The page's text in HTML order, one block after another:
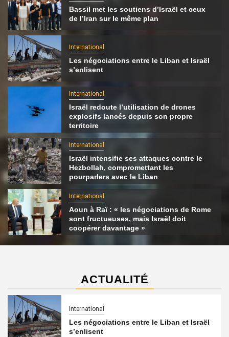
Bassil met les soutiens d’Israël et ceux
de l’Iran sur le même plan
International
Les négociations entre le Liban et Israël
s’enlisent
International
Israël redoute l’utilisation de drones
explosifs lancés depuis son propre
territoire
International
Israël intensifie ses attaques contre le
Hezbollah, compromettant les
pourparlers avec le Liban
International
Aoun à Raï : « les négociations de Rome
sont fructueuses, mais Israël doit
coopérer davantage »
ACTUALITÉ
International
Les négociations entre le Liban et Israël
s’enlisent